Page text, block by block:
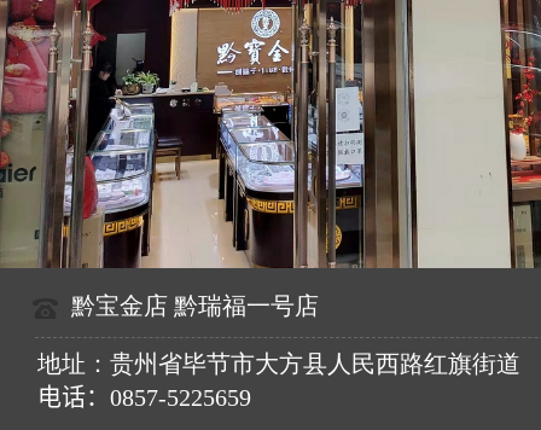
地址：贵州省毕节市大方县人民西路红旗街道
电话： 0857-5225659
黔宝金店 黔瑞福一号店